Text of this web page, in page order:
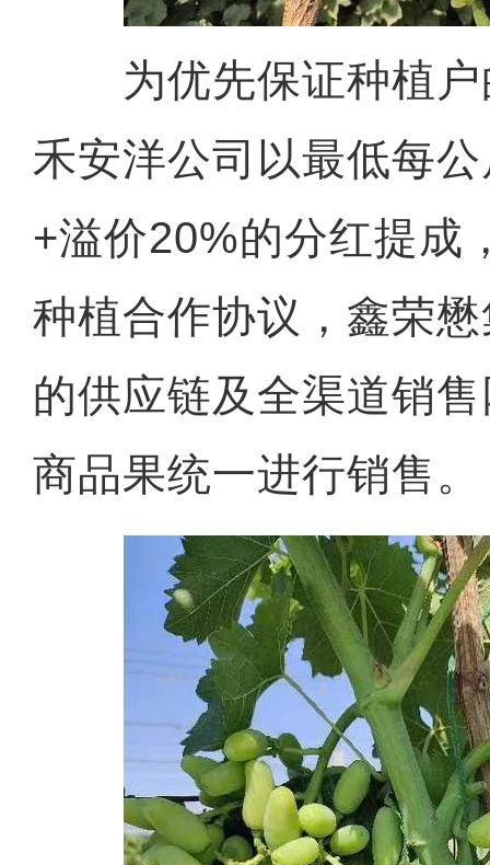
为优先保证种植户
禾安洋公司以最低每
+溢价20%的分红提成
种植合作协议，鑫荣
的供应链及全渠道销
商品果统一进行销售。